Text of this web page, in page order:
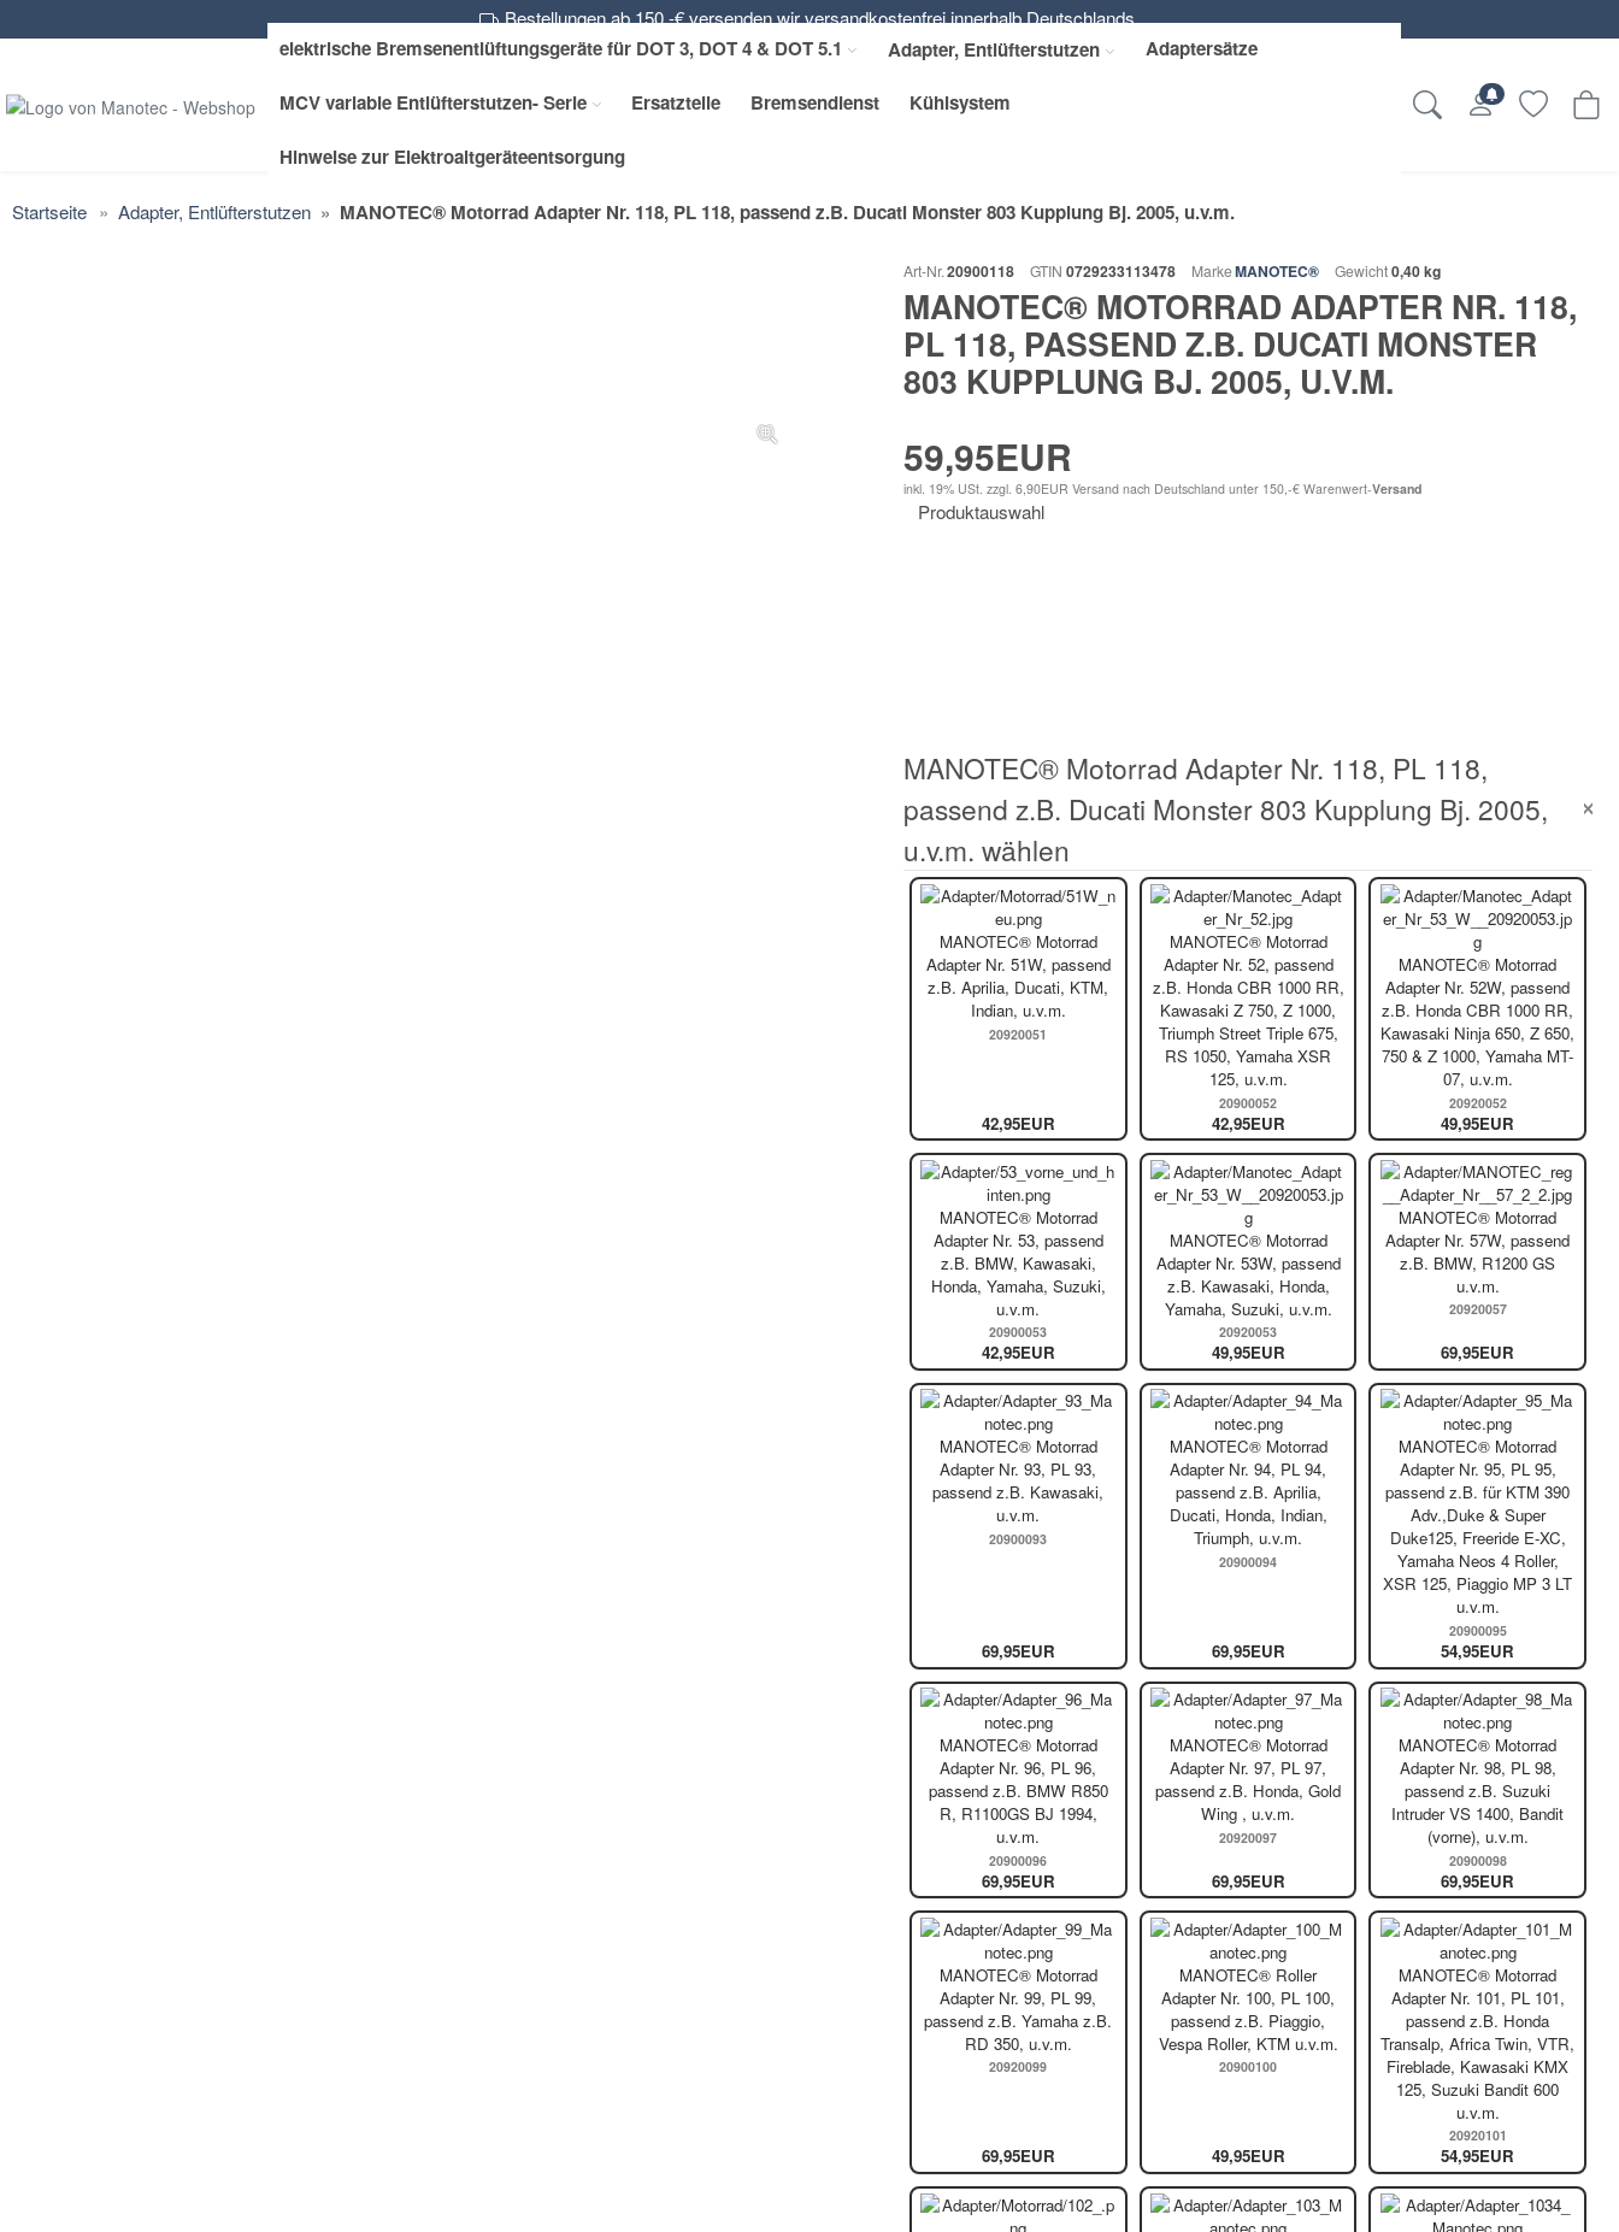
Bestellungen ab 150,-€ versenden wir versandkostenfrei innerhalb Deutschlands.
elektrische Bremsenentlüftungsgeräte für DOT 3, DOT 4 & DOT 5.1 Adapter, Entlüfterstutzen Adaptersätze
MCV variable Entlüfterstutzen- Serie Ersatzteile Bremsendienst Kühlsystem
Hinweise zur Elektroaltgeräteentsorgung
Startseite Adapter, Entlüfterstutzen MANOTEC® Motorrad Adapter Nr. 118, PL 118, passend z.B. Ducati Monster 803 Kupplung Bj. 2005, u.v.m.
Art-Nr.20900118 GTIN 0729233113478 MarkeMANOTEC® Gewicht0,40 kg
MANOTEC® MOTORRAD ADAPTER NR. 118,
PL 118, PASSEND Z.B. DUCATI MONSTER
803 KUPPLUNG BJ. 2005, U.V.M.
59,95EUR
inkl. 19% USt. zzgl. 6,90EUR Versand nach Deutschland unter 150,-€ Warenwert-Versand
Produktauswahl
MANOTEC® Motorrad Adapter Nr. 118, PL 118,
passend z.B. Ducati Monster 803 Kupplung Bj. 2005,
u.v.m. wählen
MANOTEC® Motorrad
Adapter Nr. 51W, passend
z.B. Aprilia, Ducati, KTM,
Indian, u.v.m.
20920051
42,95EUR
MANOTEC® Motorrad
Adapter Nr. 52, passend
z.B. Honda CBR 1000 RR,
Kawasaki Z 750, Z 1000,
Triumph Street Triple 675,
RS 1050, Yamaha XSR
125, u.v.m.
20900052
42,95EUR
MANOTEC® Motorrad
Adapter Nr. 52W, passend
z.B. Honda CBR 1000 RR,
Kawasaki Ninja 650, Z 650,
750 & Z 1000, Yamaha MT-
07, u.v.m.
20920052
49,95EUR
MANOTEC® Motorrad
Adapter Nr. 53, passend
z.B. BMW, Kawasaki,
Honda, Yamaha, Suzuki,
u.v.m.
20900053
42,95EUR
MANOTEC® Motorrad
Adapter Nr. 53W, passend
z.B. Kawasaki, Honda,
Yamaha, Suzuki, u.v.m.
20920053
49,95EUR
MANOTEC® Motorrad
Adapter Nr. 57W, passend
z.B. BMW, R1200 GS
u.v.m.
20920057
69,95EUR
MANOTEC® Motorrad
Adapter Nr. 93, PL 93,
passend z.B. Kawasaki,
u.v.m.
20900093
69,95EUR
MANOTEC® Motorrad
Adapter Nr. 94, PL 94,
passend z.B. Aprilia,
Ducati, Honda, Indian,
Triumph, u.v.m.
20900094
69,95EUR
MANOTEC® Motorrad
Adapter Nr. 95, PL 95,
passend z.B. für KTM 390
Adv.,Duke & Super
Duke125, Freeride E-XC,
Yamaha Neos 4 Roller,
XSR 125, Piaggio MP 3 LT
u.v.m.
20900095
54,95EUR
MANOTEC® Motorrad
Adapter Nr. 96, PL 96,
passend z.B. BMW R850
R, R1100GS BJ 1994,
u.v.m.
20900096
69,95EUR
MANOTEC® Motorrad
Adapter Nr. 97, PL 97,
passend z.B. Honda, Gold
Wing , u.v.m.
20920097
69,95EUR
MANOTEC® Motorrad
Adapter Nr. 98, PL 98,
passend z.B. Suzuki
Intruder VS 1400, Bandit
(vorne), u.v.m.
20900098
69,95EUR
MANOTEC® Motorrad
Adapter Nr. 99, PL 99,
passend z.B. Yamaha z.B.
RD 350, u.v.m.
20920099
69,95EUR
MANOTEC® Roller
Adapter Nr. 100, PL 100,
passend z.B. Piaggio,
Vespa Roller, KTM u.v.m.
20900100
49,95EUR
MANOTEC® Motorrad
Adapter Nr. 101, PL 101,
passend z.B. Honda
Transalp, Africa Twin, VTR,
Fireblade, Kawasaki KMX
125, Suzuki Bandit 600
u.v.m.
20920101
54,95EUR